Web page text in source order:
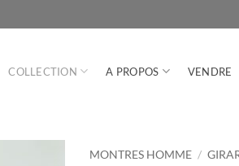
COLLECTION A PROPOS VENDRE
MONTRES HOMME /